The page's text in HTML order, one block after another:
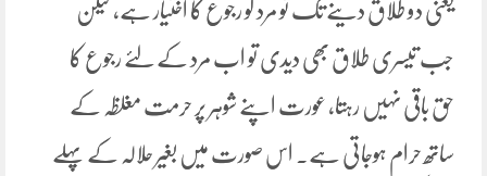
یعنی دو طلاق دینے تک تو مرد کو رجوع کا اختیار ہے، لیکن
جب تیسری طلاق بھی دیدی تو اب مرد کے لئے رجوع کا
حق باقی نہیں رہتا، عورت اپنے شوہر پر حرمت مغلظہ کے
ساتھ حرام ہوجاتی ہے۔ اس صورت میں بغیر حلالہ کے پہلے